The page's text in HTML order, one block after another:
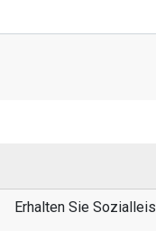
Erhalten Sie